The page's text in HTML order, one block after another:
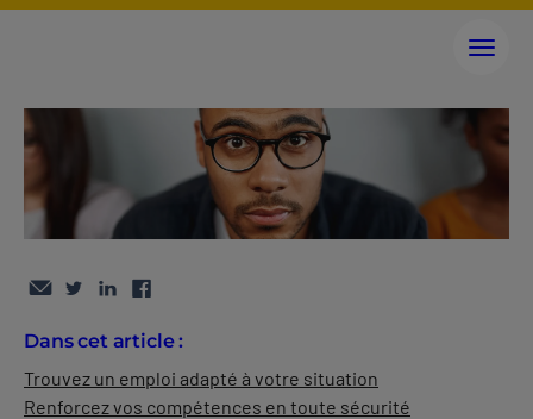
Dans cet article :
Trouvez un emploi adapté à votre situation
Renforcez vos compétences en toute sécurité